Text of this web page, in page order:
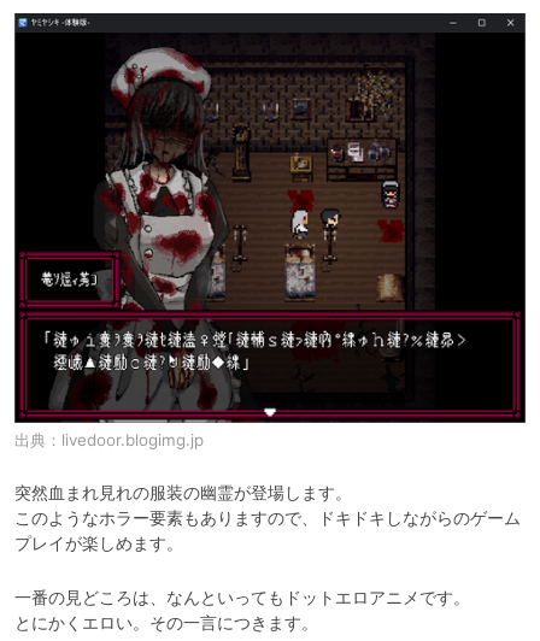
出典： livedoor.blogimg.jp
突然血まれ見れの服装の幽霊が登場します。
このようなホラー要素もありますので、ドキドキしながらのゲーム
プレイが楽しめます。
一番の見どころは、なんといってもドットエロアニメです。
とにかくエロい。その一言につきます。